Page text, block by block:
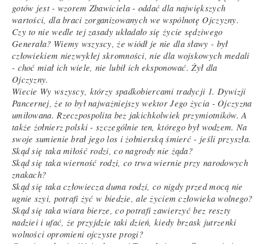
gotów jest - wzorem Zbawiciela - oddać dla największych
wartości, dla braci zorganizowanych we wspólnotę Ojczyzny.
Czy to nie wedle tej zasady układało się życie sędziwego
Generała? Wiemy wszyscy, że wiódł je nie dla sławy - był
człowiekiem niezwykłej skromności, nie dla wojskowych medali
- choć miał ich wiele, nie lubił ich eksponować. Żył dla
Ojczyzny.
Wiecie Wy wszyscy, którzy spadkobiercami tradycji 1. Dywizji
Pancernej, że to był najważniejszy wektor Jego życia - Ojczyzna
umiłowana. Rzeczpospolita bez jakichkolwiek przymiotników. A
także żołnierz polski - szczególnie ten, którego był wodzem. Na
swoje sumienie brał jego los i żołnierską śmierć - jeśli przyszła.
Skąd się taka miłość rodzi, co nagrody nie żąda?
Skąd się taka wierność rodzi, co trwa wiernie przy narodowych
znakach?
Skąd się taka człowiecza duma rodzi, co nigdy przed mocą nie
ugnie szyi, potrafi żyć w biedzie, ale życiem człowieka wolnego?
Skąd się taka wiara bierze, co potrafi zawierzyć bez reszty
nadziei i ufać, że przyjdzie taki dzień, kiedy brzask jutrzenki
wolności opromieni ojczyste progi?